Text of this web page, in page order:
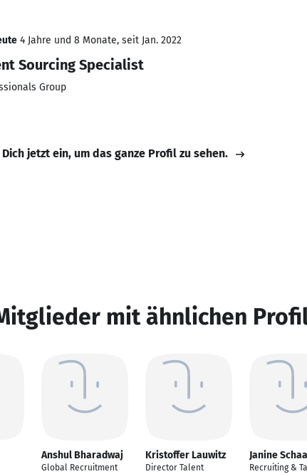
4 Jahre und 8 Monate, seit Jan. 2022
Sourcing Specialist
Group
Dich jetzt ein, um das ganze Profil zu sehen.
mit ähnlichen
Anshul Bharadwaj
Global Recruitment
Kristoffer Lauwitz
Director Talent
Janine
Recruiting &